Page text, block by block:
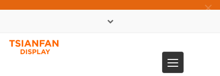
×
Toggle
navigation